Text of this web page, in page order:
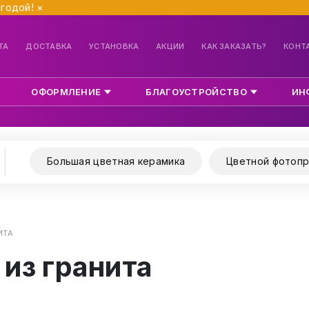
×
ДОСТАВКА УСТАНОВКА АКЦИИ КАК ЗАКАЗАТЬ?
ОФОРМЛЕНИЕ БЛАГОУСТРОЙСТВО
Большая цветная керамика Цветной
гранита